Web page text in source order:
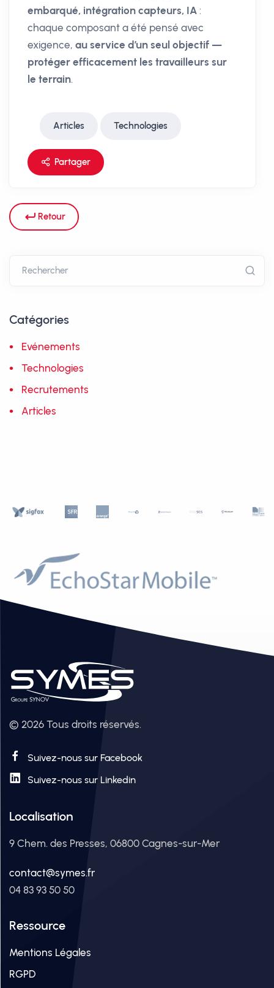
embarqué, intégration capteurs, IA :
chaque composant a été pensé avec
exigence, au service d’un seul objectif —
protéger efficacement les travailleurs sur
le terrain.
Articles Technologies
Partager
Retour
Catégories
Evénements
Technologies
Recrutements
Articles
© 2026 Tous droits réservés.
Suivez-nous sur Facebook
Suivez-nous sur Linkedin
Localisation
9 Chem. des Presses, 06800 Cagnes-sur-Mer
contact@symes.fr
04 83 93 50 50
Ressource
Mentions Légales
RGPD